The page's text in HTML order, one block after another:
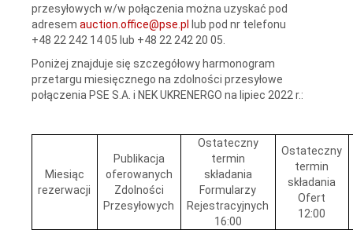
przesyłowych w/w połączenia można uzyskać pod
adresem auction.office@pse.pl
lub pod nr telefonu
+48 22 242 14 05 lub +48 22 242 20 05.
Poniżej znajduje się szczegółowy harmonogram
przetargu miesięcznego na zdolności przesyłowe
połączenia PSE S.A. i NEK UKRENERGO na lipiec 2022 r.:
Miesiąc
rezerwacji
Publikacja
oferowanych
Zdolności
Przesyłowych
Ostateczny
termin
składania
Formularzy
Rejestracyjnych
16:00
Ostateczny
termin
składania
Ofert
12:00